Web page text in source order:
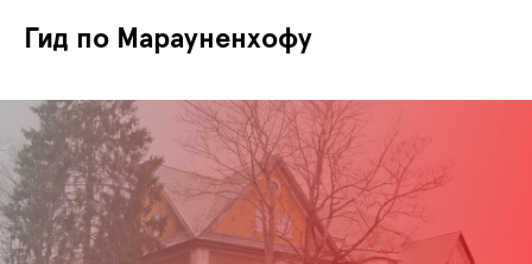
Гид по Марауненхофу